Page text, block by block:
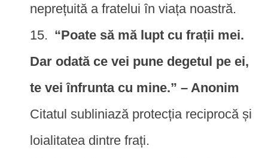
neprețuită a fratelui în viața noastră.
“Poate să mă lupt cu frații mei.
Dar odată ce vei pune degetul pe ei,
te vei înfrunta cu mine.” – Anonim
Citatul subliniază protecția reciprocă și
loialitatea dintre frați.